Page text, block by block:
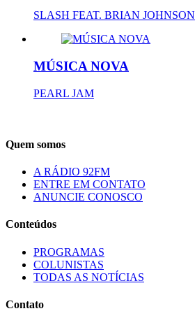
SLASH FEAT. BRIAN JOHNSON
MÚSICA NOVA
PEARL JAM
Quem somos
A RÁDIO 92FM
ENTRE EM CONTATO
ANUNCIE CONOSCO
Conteúdos
PROGRAMAS
COLUNISTAS
TODAS AS NOTÍCIAS
Contato